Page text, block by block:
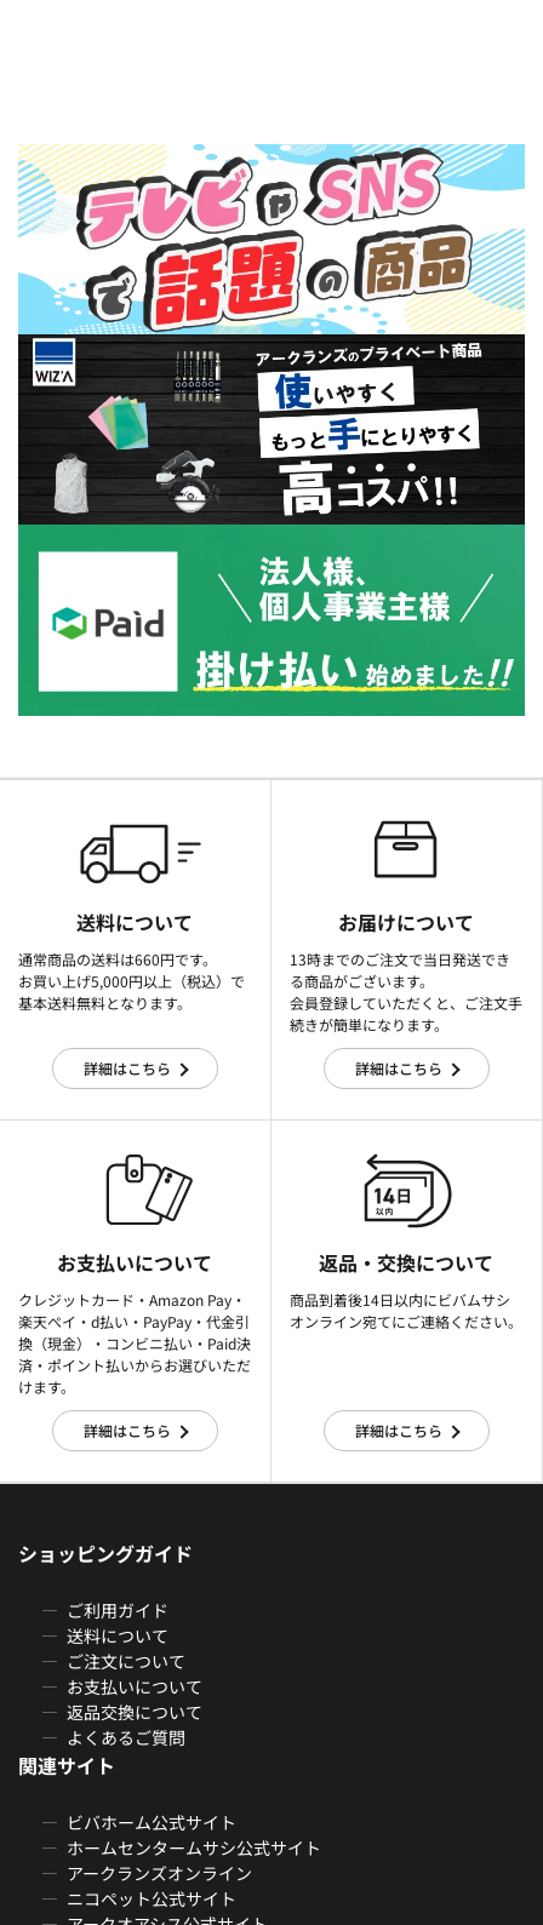
送料について
通常商品の送料は660円です。
お買い上げ5,000円以上（税込）で
基本送料無料となります。
詳細はこちら
お届けについて
13時までのご注文で当日発送でき
る商品がございます。
会員登録していただくと、ご注文手
続きが簡単になります。
詳細はこちら
お支払いについて
クレジットカード・Amazon Pay・
楽天ぺイ・d払い・PayPay・代金引
換（現金）・コンビニ払い・Paid決
済・ポイント払いからお選びいただ
けます。
詳細はこちら
返品・交換について
商品到着後14日以内にビバムサシ
オンライン宛てにご連絡ください。
詳細はこちら
ショッピングガイド
ご利用ガイド
送料について
ご注文について
お支払いについて
返品交換について
よくあるご質問
関連サイト
ビバホーム公式サイト
ホームセンタームサシ公式サイト
アークランズオンライン
ニコペット公式サイト